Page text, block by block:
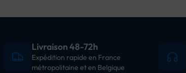
Livraison 48-72h
Expédition rapide en France
métropolitaine et en Belgique